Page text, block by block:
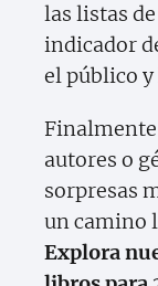
las listas
indicador
el público
autores o
sorpresas
un camino
Explora